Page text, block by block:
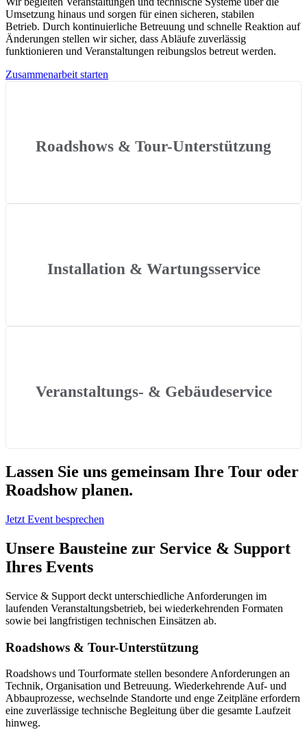
Umsetzung hinaus und sorgen für einen sicheren, stabilen
Betrieb. Durch kontinuierliche Betreuung und schnelle Reaktion auf
Änderungen stellen wir sicher, dass Abläufe zuverlässig
funktionieren und Veranstaltungen reibungslos betreut werden.
Zusammenarbeit starten
Roadshows & Tour-Unterstützung
Installation & Wartungsservice
Veranstaltungs- & Gebäudeservice
Lassen Sie uns gemeinsam Ihre Tour oder
Roadshow planen.
Jetzt Event besprechen
Unsere Bausteine zur Service & Support
Ihres Events
Service & Support deckt unterschiedliche Anforderungen im
laufenden Veranstaltungsbetrieb, bei wiederkehrenden Formaten
sowie bei langfristigen technischen Einsätzen ab.
Roadshows & Tour-Unterstützung
Roadshows und Tourformate stellen besondere Anforderungen an
Technik, Organisation und Betreuung. Wiederkehrende Auf- und
Abbauprozesse, wechselnde Standorte und enge Zeitpläne erfordern
eine zuverlässige technische Begleitung über die gesamte Laufzeit
hinweg.